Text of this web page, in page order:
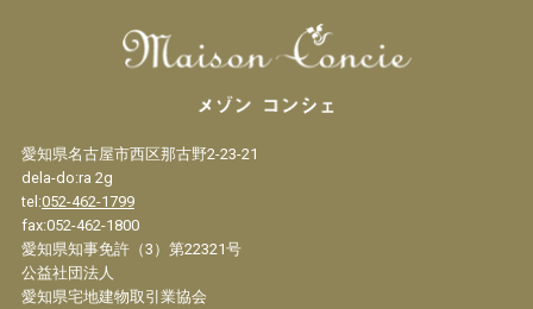
愛知県名古屋市西区那古野2-23-21
dela-do:ra 2g
tel:052-462-1799
fax:052-462-1800
愛知県知事免許（3）第22321号
公益社団法人
愛知県宅地建物取引業協会